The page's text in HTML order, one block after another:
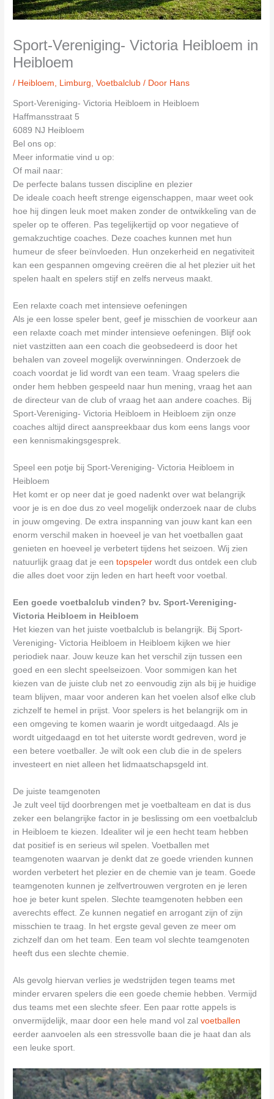
Sport-Vereniging- Victoria Heibloem in
Heibloem
/ Heibloem Limburg ,Voetbalclub / Door Hans
Sport-Vereniging- Victoria Heibloem in Heibloem
Haffmansstraat 5
6089 NJ Heibloem
Bel ons op:
Meer informatie vind u op:
Of mail naar:
De perfecte balans tussen discipline en plezier
De ideale coach heeft strenge eigenschappen, maar weet ook
hoe hij dingen leuk moet maken zonder de ontwikkeling van de
speler op te offeren. Pas tegelijkertijd op voor negatieve of
gemakzuchtige coaches. Deze coaches kunnen met hun
humeur de sfeer beïnvloeden. Hun onzekerheid en negativiteit
kan een gespannen omgeving creëren die al het plezier uit het
spelen haalt en spelers stijf en zelfs nerveus maakt.
Een relaxte coach met intensieve oefeningen
Als je een losse speler bent, geef je misschien de voorkeur aan
een relaxte coach met minder intensieve oefeningen. Blijf ook
niet vastzitten aan een coach die geobsedeerd is door het
behalen van zoveel mogelijk overwinningen. Onderzoek de
coach voordat je lid wordt van een team. Vraag spelers die
onder hem hebben gespeeld naar hun mening, vraag het aan
de directeur van de club of vraag het aan andere coaches. Bij
Sport-Vereniging- Victoria Heibloem in Heibloem zijn onze
coaches altijd direct aanspreekbaar dus kom eens langs voor
een kennismakingsgesprek.
Speel een potje bij Sport-Vereniging- Victoria Heibloem in
Heibloem
Het komt er op neer dat je goed nadenkt over wat belangrijk
voor je is en doe dus zo veel mogelijk onderzoek naar de clubs
in jouw omgeving. De extra inspanning van jouw kant kan een
enorm verschil maken in hoeveel je van het voetballen gaat
genieten en hoeveel je verbetert tijdens het seizoen. Wij zien
natuurlijk graag dat je eentopspeler wordt dus ontdek een club
die alles doet voor zijn leden en hart heeft voor voetbal.
Een goede voetbalclub vinden? bv. Sport-Vereniging-
Victoria Heibloem in Heibloem
Het kiezen van het juiste voetbalclub is belangrijk. Bij Sport-
Vereniging- Victoria Heibloem in Heibloem kijken we hier
periodiek naar. Jouw keuze kan het verschil zijn tussen een
goed en een slecht speelseizoen. Voor sommigen kan het
kiezen van de juiste club net zo eenvoudig zijn als bij je huidige
team blijven, maar voor anderen kan het voelen alsof elke club
zichzelf te hemel in prijst. Voor spelers is het belangrijk om in
een omgeving te komen waarin je wordt uitgedaagd. Als je
wordt uitgedaagd en tot het uiterste wordt gedreven, word je
een betere voetballer. Je wilt ook een club die in de spelers
investeert en niet alleen het lidmaatschapsgeld int.
De juiste teamgenoten
Je zult veel tijd doorbrengen met je voetbalteam en dat is dus
zeker een belangrijke factor in je beslissing om een voetbalclub
in Heibloem te kiezen. Idealiter wil je een hecht team hebben
dat positief is en serieus wil spelen. Voetballen met
teamgenoten waarvan je denkt dat ze goede vrienden kunnen
worden verbetert het plezier en de chemie van je team. Goede
teamgenoten kunnen je zelfvertrouwen vergroten en je leren
hoe je beter kunt spelen. Slechte teamgenoten hebben een
averechts effect. Ze kunnen negatief en arrogant zijn of zijn
misschien te traag. In het ergste geval geven ze meer om
zichzelf dan om het team. Een team vol slechte teamgenoten
heeft dus een slechte chemie.
Als gevolg hiervan verlies je wedstrijden tegen teams met
minder ervaren spelers die een goede chemie hebben. Vermijd
dus teams met een slechte sfeer. Een paar rotte appels is
onvermijdelijk, maar door een hele mand vol zalvoetballen
eerder aanvoelen als een stressvolle baan die je haat dan als
een leuke sport.